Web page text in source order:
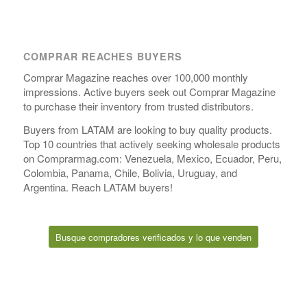
COMPRAR REACHES BUYERS
Comprar Magazine reaches over 100,000 monthly
impressions. Active buyers seek out Comprar Magazine
to purchase their inventory from trusted distributors.
Buyers from LATAM are looking to buy quality products.
Top 10 countries that actively seeking wholesale products
on Comprarmag.com: Venezuela, Mexico, Ecuador, Peru,
Colombia, Panama, Chile, Bolivia, Uruguay, and
Argentina. Reach LATAM buyers!
Busque compradores verificados y lo que venden